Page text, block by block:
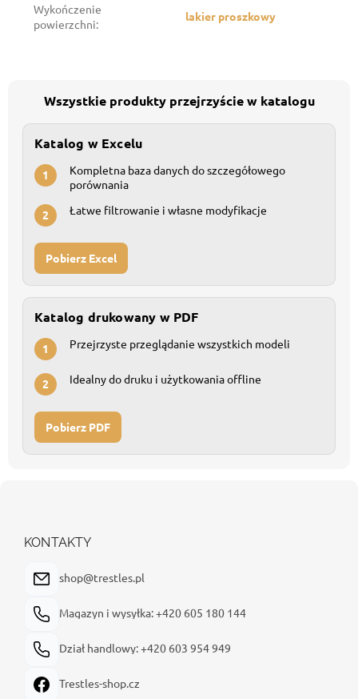
Wykończenie
powierzchni:
lakier proszkowy
Wszystkie produkty przejrzyście w katalogu
Katalog w Excelu
1
Kompletna baza danych do szczegółowego
porównania
2 Łatwe filtrowanie i własne modyfikacje
Pobierz Excel
Katalog drukowany w PDF
1 Przejrzyste przeglądanie wszystkich modeli
2 Idealny do druku i użytkowania offline
Pobierz PDF
KONTAKTY
shop@trestles.pl
Magazyn i wysyłka: +420 605 180 144
Dział handlowy: +420 603 954 949
Trestles-shop.cz